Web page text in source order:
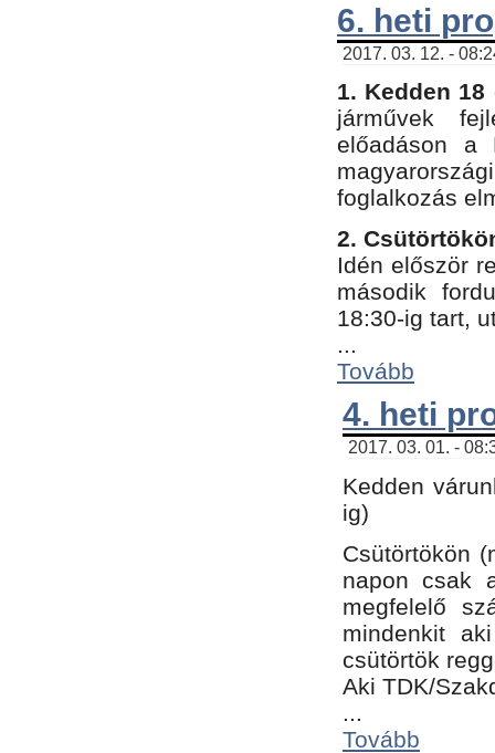
6. heti
2017. 03. 12. -
1. Kedden 18
járművek
előadáson a
foglalkozás
2.
Idén először
második
18:30-ig tart,
...
Tovább
4. heti
2017. 03. 01. -
Kedden
ig)
Csütörtökön
napon csak
megfelelő
mindenkit
csütörtök
Aki TDK/
...
Tovább